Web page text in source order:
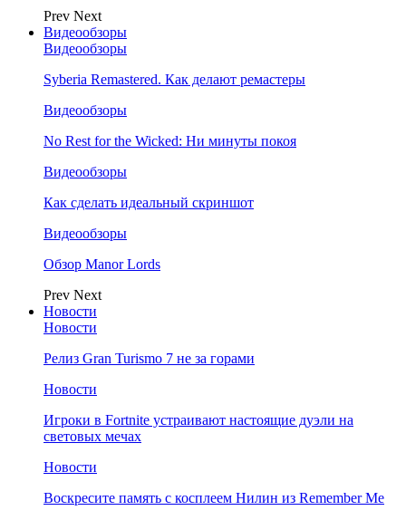
Prev Next
Видеообзоры
Видеообзоры
Syberia Remastered. Как делают ремастеры
Видеообзоры
No Rest for the Wicked: Ни минуты покоя
Видеообзоры
Как сделать идеальный скриншот
Видеообзоры
Обзор Manor Lords
Prev Next
Новости
Новости
Релиз Gran Turismo 7 не за горами
Новости
Игроки в Fortnite устраивают настоящие дуэли на
световых мечах
Новости
Воскресите память с косплеем Нилин из Remember Me